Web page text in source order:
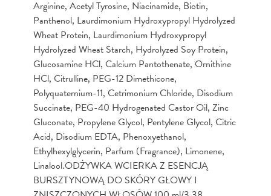
Arginine, Acetyl Tyrosine, Niacinamide, Biotin,
Panthenol, Laurdimonium Hydroxypropyl Hydrolyzed
Wheat Protein, Laurdimonium Hydroxypropyl
Hydrolyzed Wheat Starch, Hydrolyzed Soy Protein,
Glucosamine HCl, Calcium Pantothenate, Ornithine
HCl, Citrulline, PEG-12 Dimethicone,
Polyquaternium-11, Cetrimonium Chloride, Disodium
Succinate, PEG-40 Hydrogenated Castor Oil, Zinc
Gluconate, Propylene Glycol, Pentylene Glycol, Citric
Acid, Disodium EDTA, Phenoxyethanol,
Ethylhexylglycerin, Parfum (Fragrance), Limonene,
Linalool.ODŻYWKA WCIERKA Z ESENCJĄ
BURSZTYNOWĄ DO SKÓRY GŁOWY I